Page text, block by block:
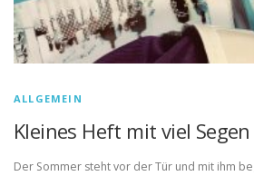
ALLGEMEIN
Kleines Heft mit viel Segen
Der Sommer steht vor der Tür und mit ihm